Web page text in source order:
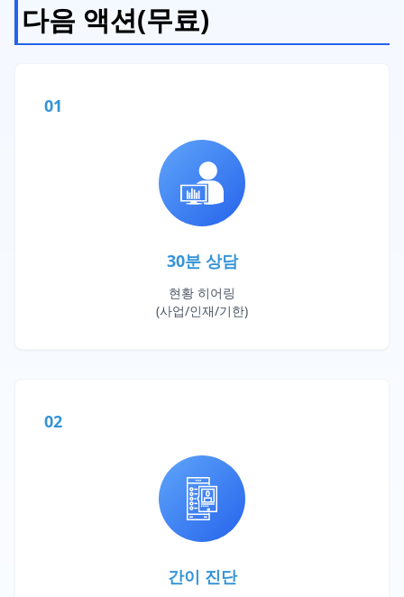
다음 액션(무료)
01
30분 상담
현황 히어링
(사업/인재/기한)
02
간이 진단